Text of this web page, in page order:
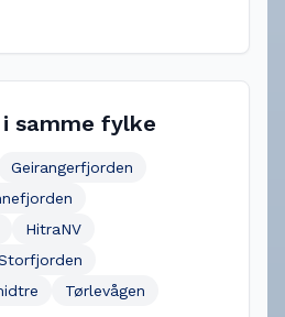
samme fylke
Geirangerfjorden
HitraNV
Tørlevågen